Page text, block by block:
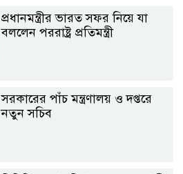
প্রধানমন্ত্রীর ভারত সফর নিয়ে যা
বললেন পররাষ্ট্র প্রতিমন্ত্রী
সরকারের পাঁচ মন্ত্রণালয় ও দপ্তরে
নতুন সচিব